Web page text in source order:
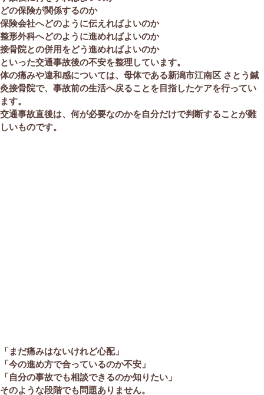
どの保険が関係するのか
保険会社へどのように伝えればよいのか
整形外科へどのように進めればよいのか
接骨院との併用をどう進めればよいのか
といった交通事故後の不安を整理しています。
体の痛みや違和感については、母体である新潟市江南区 さとう鍼
灸接骨院で、事故前の生活へ戻ることを目指したケアを行ってい
ます。
交通事故直後は、何が必要なのかを自分だけで判断することが難
しいものです。
「まだ痛みはないけれど心配」
「今の進め方で合っているのか不安」
「自分の事故でも相談できるのか知りたい」
そのような段階でも問題ありません。